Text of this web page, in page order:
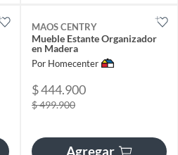
MAOS CENTRY
Mueble Estante Organizador
en Madera
Por Homecenter
$ 444.900
$ 499.900
Agregar